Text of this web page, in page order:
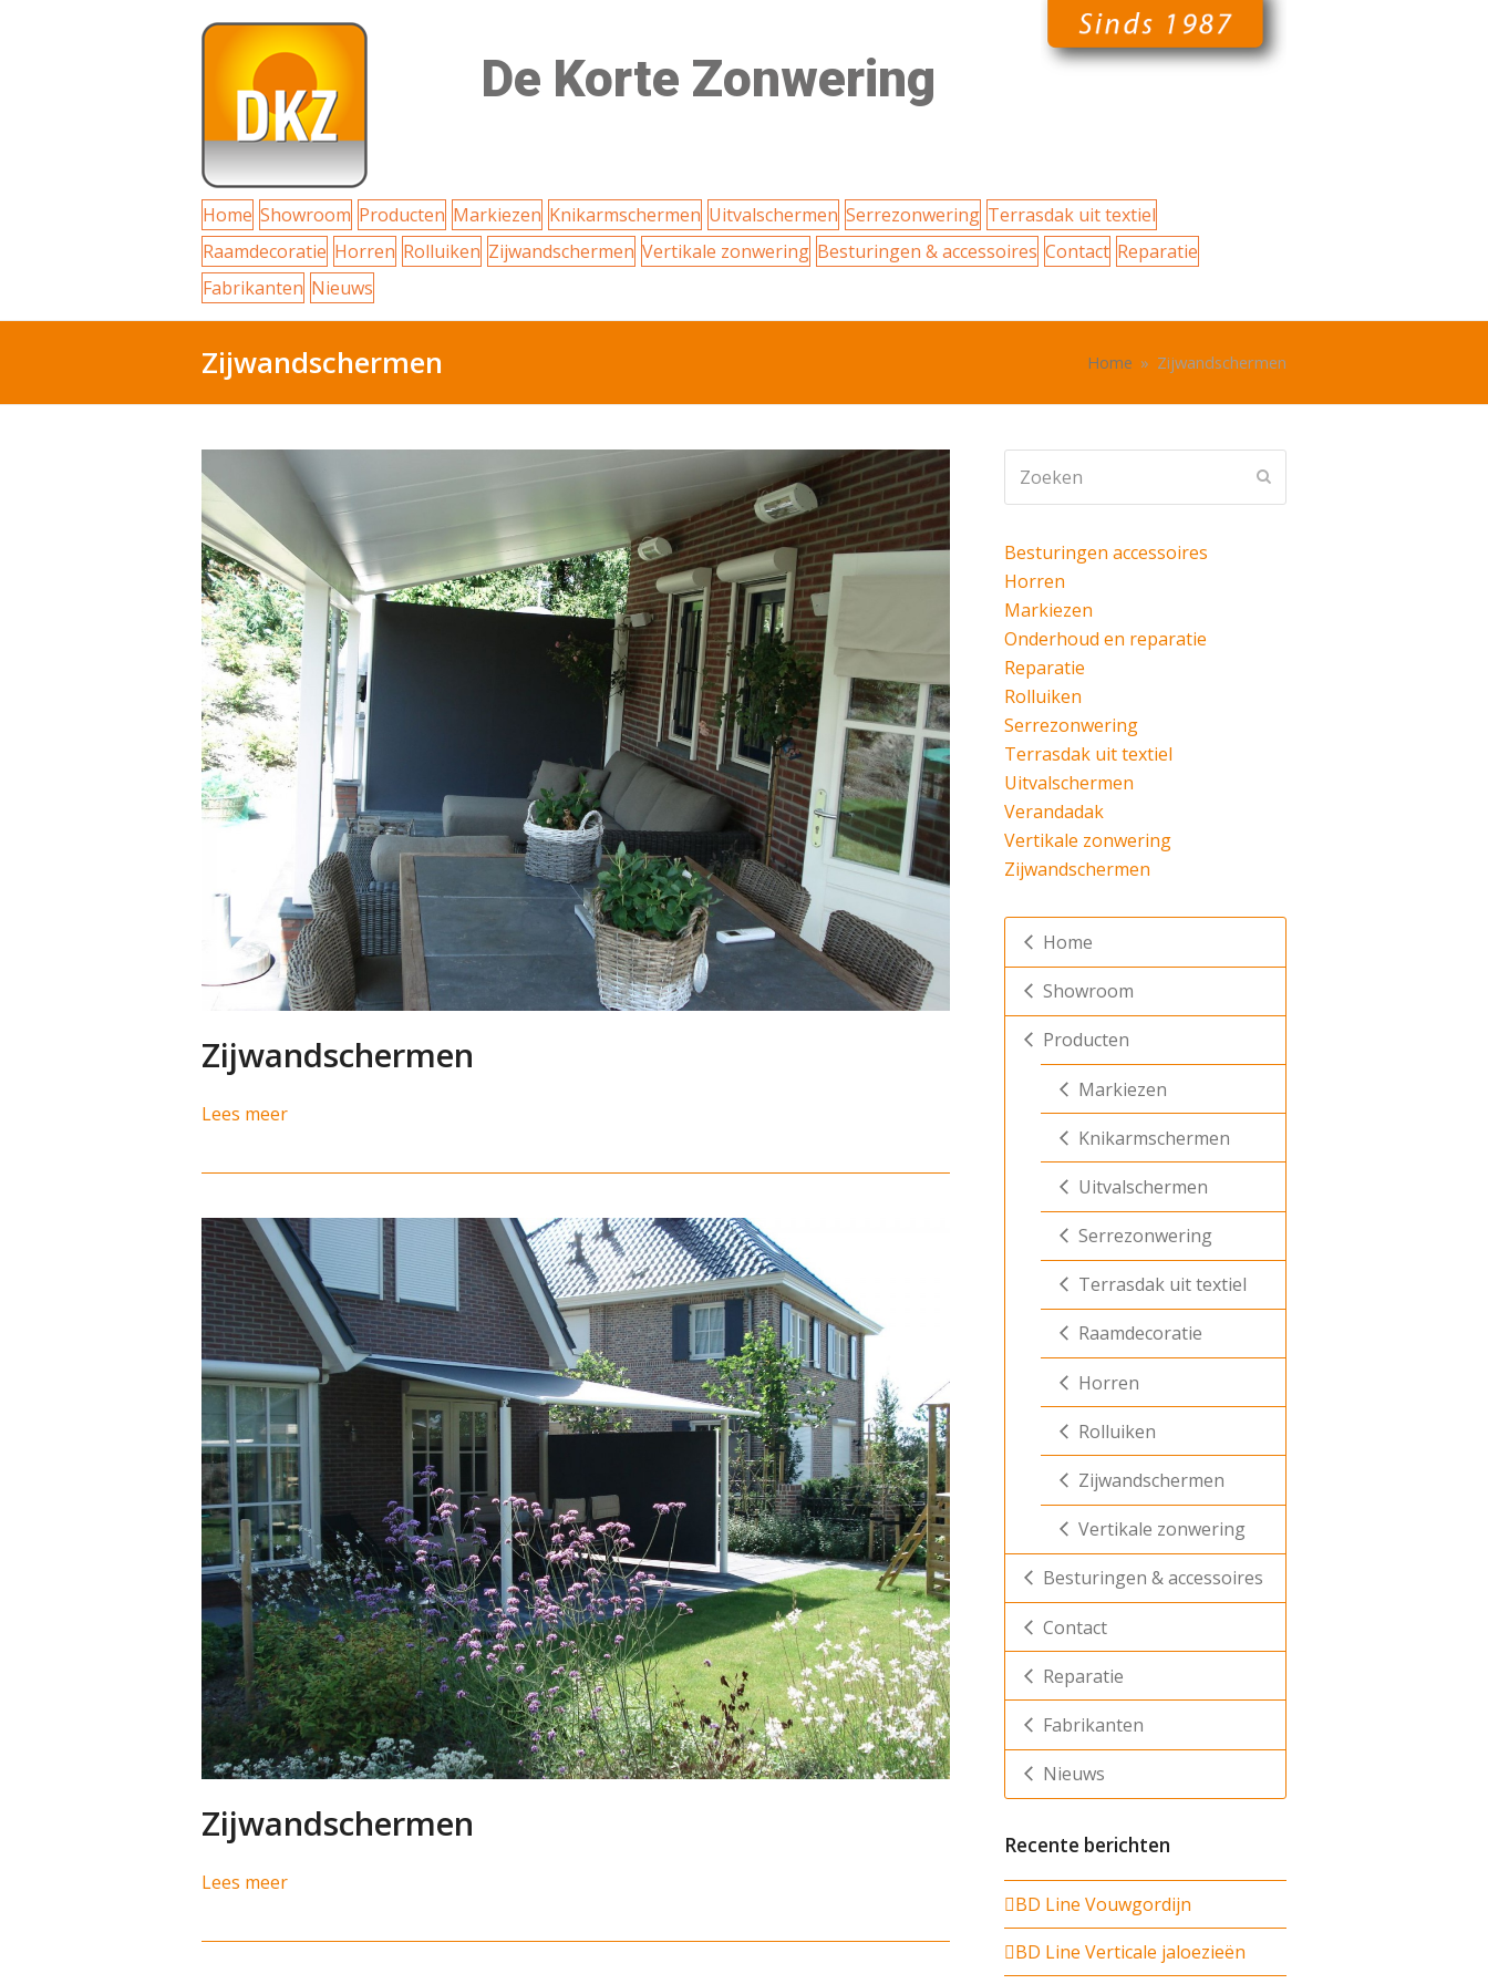
De Korte Zonwering
Home Showroom Producten Markiezen Knikarmschermen Uitvalschermen Serrezonwering Terrasdak uit textiel
Raamdecoratie Horren Rolluiken Zijwandschermen Vertikale zonwering Besturingen & accessoires Contact Reparatie
Fabrikanten Nieuws
Zijwandschermen Home » Zijwandschermen
Zijwandschermen
Lees meer
Zijwandschermen
Lees meer
Besturingen accessoires
Horren
Markiezen
Onderhoud en reparatie
Reparatie
Rolluiken
Serrezonwering
Terrasdak uit textiel
Uitvalschermen
Verandadak
Vertikale zonwering
Zijwandschermen
Home
Showroom
Producten
Markiezen
Knikarmschermen
Uitvalschermen
Serrezonwering
Terrasdak uit textiel
Raamdecoratie
Horren
Rolluiken
Zijwandschermen
Vertikale zonwering
Besturingen & accessoires
Contact
Reparatie
Fabrikanten
Nieuws
Recente berichten
BD Line Vouwgordijn
BD Line Verticale jaloezieën